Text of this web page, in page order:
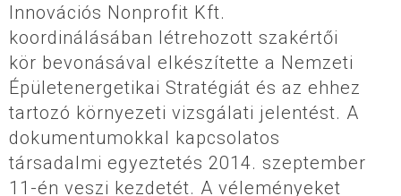
Innovációs Nonprofit Kft.
koordinálásában létrehozott szakértői
kör bevonásával elkészítette a Nemzeti
Épületenergetikai Stratégiát és az ehhez
tartozó környezeti vizsgálati jelentést. A
dokumentumokkal kapcsolatos
társadalmi egyeztetés 2014. szeptember
11-én veszi kezdetét. A véleményeket